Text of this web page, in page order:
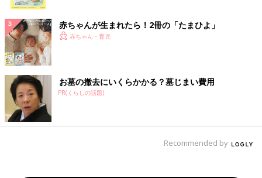
赤ちゃんが生まれたら！2冊の「たまひよ」
赤ちゃん・育児
お墓の撤去にいくらかかる？墓じまい費用
PR(くらしの話題)
Recommended by